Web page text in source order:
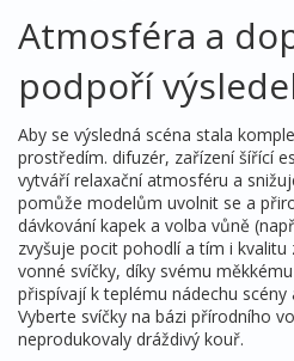
Atmosféra a
podpoří
Aby se výsledná scéna stala
prostředím. difuzér, zařízení šířící
vytváří relaxační atmosféru a
pomůže modelům uvolnit se a
dávkování kapek a volba vůně
zvyšuje pocit pohodlí a tím i
vonné svíčky, díky svému
přispívají k teplému nádechu
Vyberte svíčky na bázi přírodního
neprodukovaly dráždivý kouř.